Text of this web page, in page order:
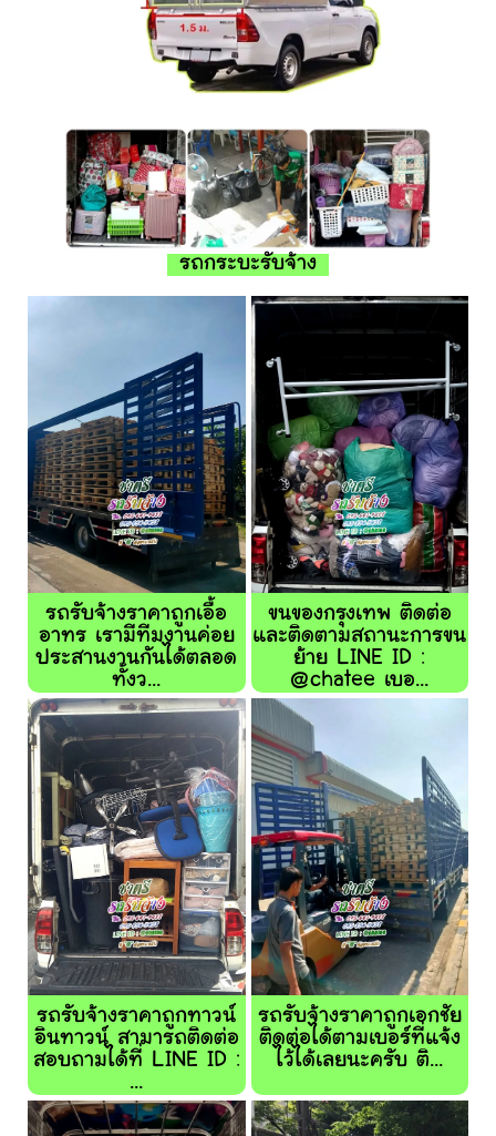
รถกระบะรับจ้าง
รถรับจ้างราคาถูกเอื้อ
อาทร เรามีทีมงานค่อย
ประสานงานกันได้ตลอด
ทั้งว...
ขนของกรุงเทพ ติดต่อ
และติดตามสถานะการขน
ย้าย LINE ID :
@chatee เบอ...
รถรับจ้างราคาถูกทาวน์
อินทาวน์ สามารถติดต่อ
สอบถามได้ที่ LINE ID :
...
รถรับจ้างราคาถูกเอกชัย
ติดต่อได้ตามเบอร์ที่แจ้ง
ไว้ได้เลยนะครับ ติ...